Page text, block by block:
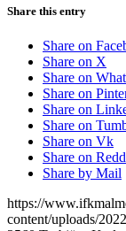
Share this entry
Share on
Share on X
Share on
Share on
Share on
Share on
Share on Vk
Share on
Share by Mail
https://
content/uploads/